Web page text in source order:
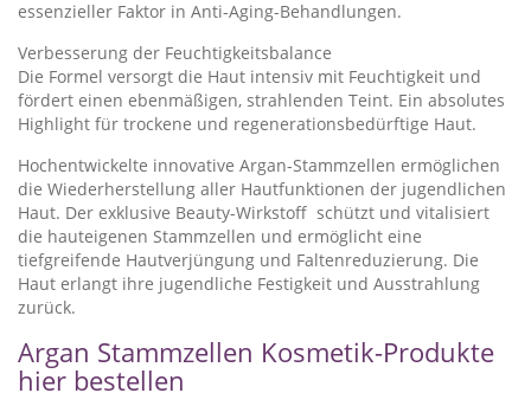
essenzieller Faktor in Anti-Aging-Behandlungen.
Verbesserung der Feuchtigkeitsbalance
Die Formel versorgt die Haut intensiv mit Feuchtigkeit und
fördert einen ebenmäßigen, strahlenden Teint. Ein absolutes
Highlight für trockene und regenerationsbedürftige Haut.
Hochentwickelte innovative Argan-Stammzellen ermöglichen
die Wiederherstellung aller Hautfunktionen der jugendlichen
Haut. Der exklusive Beauty-Wirkstoff schützt und vitalisiert
die hauteigenen Stammzellen und ermöglicht eine
tiefgreifende Hautverjüngung und Faltenreduzierung. Die
Haut erlangt ihre jugendliche Festigkeit und Ausstrahlung
zurück.
Argan Stammzellen Kosmetik-Produkte
hier bestellen